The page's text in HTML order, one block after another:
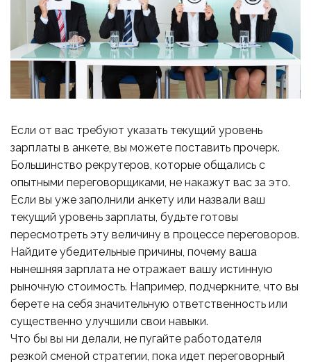
Если от вас требуют указать текущий уровень
зарплаты в анкете, вы можете поставить прочерк.
Большинство рекрутеров, которые общались с
опытными переговорщиками, не накажут вас за это.
Если вы уже заполнили анкету или назвали ваш
текущий уровень зарплаты, будьте готовы
пересмотреть эту величину в процессе переговоров.
Найдите убедительные причины, почему ваша
нынешняя зарплата не отражает вашу истинную
рыночную стоимость. Например, подчеркните, что вы
берете на себя значительную ответственность или
существенно улучшили свои навыки.
Что бы вы ни делали, не пугайте работодателя
резкой сменой стратегии, пока идет переговорный